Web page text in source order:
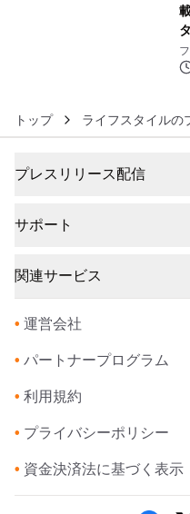
トップ ライフスタイルの
プレスリリース配信
サポート
関連サービス
• 運営会社
• パートナープログラム
• 利用規約
• プライバシーポリシー
• 資金決済法に基づく表示